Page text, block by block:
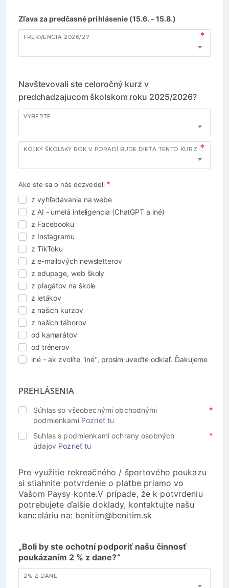
Zľava za predčasné prihlásenie (15.6. - 15.8.)
FREKVENCIA 2026/27
Navštevovali ste celoročný kurz v
predchadzajucom školskom roku 2025/2026?
VYBERTE
KOĽKÝ ŠKOLSKÝ ROK V PORADÍ BUDE DIEŤA TENTO KURZ NAVŠTEVOVAŤ?
Ako ste sa o nás dozvedeli
z vyhľadávania na webe
z AI - umelá inteligencia (ChatGPT a iné)
z Facebooku
z Instagramu
z TikToku
z e-mailových newsletterov
z edupage, web školy
z plagátov na škole
z letákov
z našich kurzov
z našich táborov
od kamarátov
od trénerov
iné – ak zvolíte ''iné'', prosím uveďte odkiaľ. Ďakujeme
PREHLÁSENIA
Súhlas so všeobecnými obchodnými
podmienkami Pozrieť tu
Suhlas s podmienkami ochrany osobných
údajov Pozrieť tu
Pre využitie rekreačného / športového poukazu
si stiahnite potvrdenie o platbe priamo vo
Vašom Paysy konte.V prípade, že k potvrdeniu
potrebujete ďalšie doklady, kontaktujte našu
kanceláriu na: benitim@benitim.sk
„Boli by ste ochotní podporiť našu činnosť
poukázaním 2 % z dane?“
2% Z DANE